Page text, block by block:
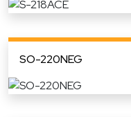
SO-220NEG